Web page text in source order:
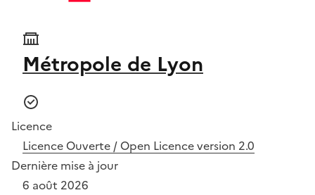
Métropole de Lyon
Licence
Licence Ouverte / Open Licence version 2.0
Dernière mise à jour
6 août 2026